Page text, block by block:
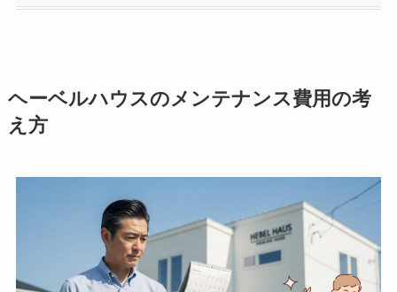
ヘーベルハウスのメンテナンス費用の考
え方